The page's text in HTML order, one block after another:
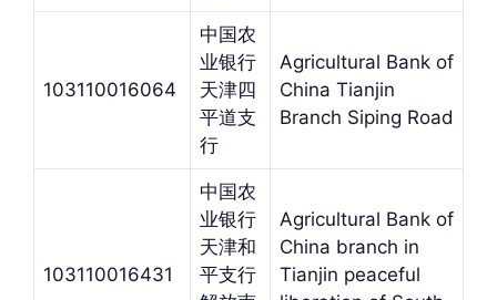
103110016064
中国农
业银行
天津四
平道支
行
Agricultural Bank of
China Tianjin
Branch Siping Road
103110016431
中国农
业银行
天津和
平支行
Agricultural Bank of
China branch in
Tianjin peaceful